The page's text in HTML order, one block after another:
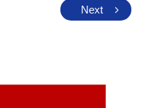
Next